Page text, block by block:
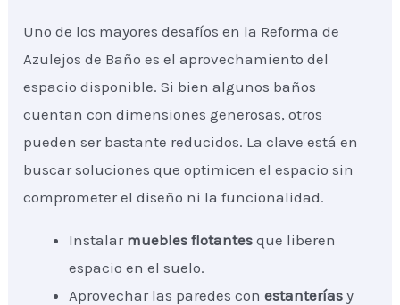
Uno de los mayores desafíos en la Reforma de
Azulejos de Baño es el aprovechamiento del
espacio disponible. Si bien algunos baños
cuentan con dimensiones generosas, otros
pueden ser bastante reducidos. La clave está en
buscar soluciones que optimicen el espacio sin
comprometer el diseño ni la funcionalidad.
Instalar muebles flotantes que liberen
espacio en el suelo.
Aprovechar las paredes conestanterías y